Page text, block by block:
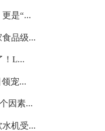
是“...
品级...
！L...
宠...
因素...
机受...